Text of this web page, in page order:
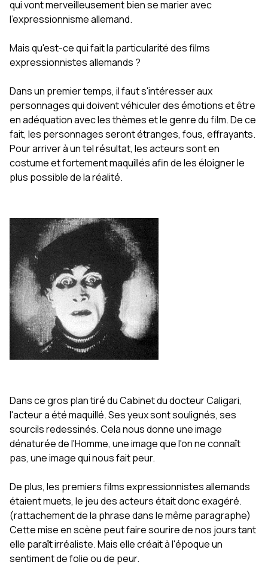
qui vont merveilleusement bien se marier avec
l'expressionnisme allemand.
Mais qu'est-ce qui fait la particularité des films
expressionnistes allemands ?
Dans un premier temps, il faut s'intéresser aux
personnages qui doivent véhiculer des émotions et être
en adéquation avec les thèmes et le genre du film. De ce
fait, les personnages seront étranges, fous, effrayants.
Pour arriver à un tel résultat, les acteurs sont en
costume et fortement maquillés afin de les éloigner le
plus possible de la réalité.
Dans ce gros plan tiré du Cabinet du docteur Caligari,
l'acteur a été maquillé. Ses yeux sont soulignés, ses
sourcils redessinés. Cela nous donne une image
dénaturée de l'Homme, une image que l'on ne connaît
pas, une image qui nous fait peur.
De plus, les premiers films expressionnistes allemands
étaient muets, le jeu des acteurs était donc exagéré.
(rattachement de la phrase dans le même paragraphe)
Cette mise en scène peut faire sourire de nos jours tant
elle paraît irréaliste. Mais elle créait à l'époque un
sentiment de folie ou de peur.